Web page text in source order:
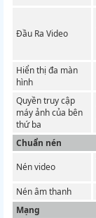
Đầu Ra Video
Hiển thị đa màn
hình
Quyền truy cập
máy ảnh của bên
thứ ba
Chuẩn nén
Nén video
Nén âm thanh
Mạng